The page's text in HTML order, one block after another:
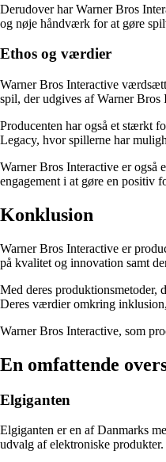
Derudover har Warner Bros
og nøje håndværk for at gøre
Ethos og værdier
Warner Bros Interactive
spil, der udgives af Warner Bros
Producenten har også et stærkt
Legacy, hvor spillerne har
Warner Bros Interactive er også
engagement i at gøre en positiv
Konklusion
Warner Bros Interactive er
på kvalitet og innovation samt
Med deres produktionsmetoder,
Deres værdier omkring
Warner Bros Interactive, som
En omfattende
Elgiganten
Elgiganten er en af Danmarks
udvalg af elektroniske produkter.